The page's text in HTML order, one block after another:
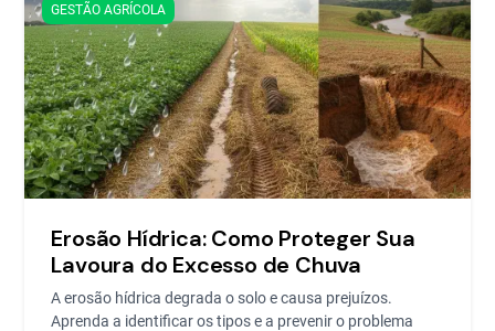
GESTÃO AGRÍCOLA
Erosão Hídrica: Como Proteger Sua
Lavoura do Excesso de Chuva
A erosão hídrica degrada o solo e causa prejuízos.
Aprenda a identificar os tipos e a prevenir o problema